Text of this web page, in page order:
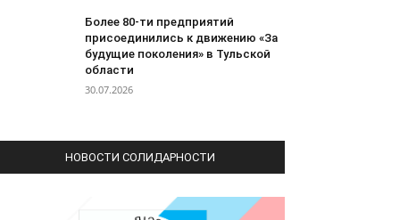
Более 80-ти предприятий
присоединились к движению «За
будущие поколения» в Тульской
области
30.07.2026
НОВОСТИ СОЛИДАРНОСТИ